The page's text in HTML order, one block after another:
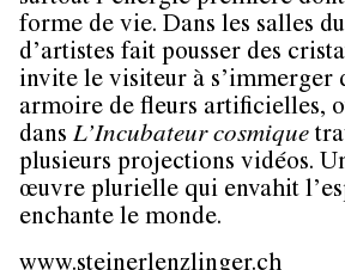
forme de vie. Dans les salles
d’artistes fait pousser des
invite le visiteur à s’immerger
armoire de fleurs artificielles,
dans L’Incubateur cosmique
plusieurs projections vidéos.
œuvre plurielle qui envahit
enchante le monde.